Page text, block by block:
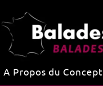
A Propos du Concept